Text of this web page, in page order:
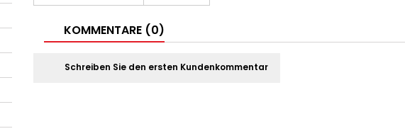
KOMMENTARE (0)
Schreiben Sie den ersten Kundenkommentar